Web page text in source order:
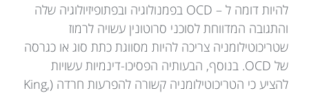
להיות דומה ל – OCD בפמנולוגיה ובפתופיזיולוגיה שלה
והתגובה המדווחת לסוכני סרוטונין עשויה לרמוז
שטריכוטילומניה צריכה להיות מסווגת כתת סוג או כגרסה
של OCD. בנוסף, הבעותיה הפסיכו-דינמיות עשויות
להציע כי הטריכוטילומניה קשורה להפרעות חרדה (King,